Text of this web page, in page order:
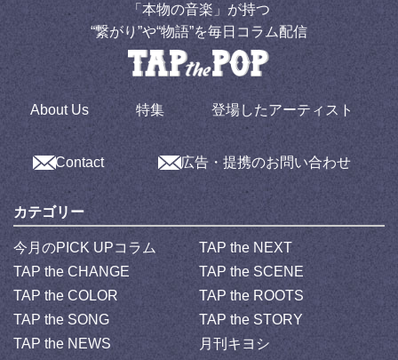
「本物の音楽」が持つ
“繋がり”や“物語”を毎日コラム配信
About Us 特集 登場したアーティスト
Contact 広告・提携のお問い合わせ
カテゴリー
今月のPICK UPコラム
TAP the NEXT
TAP the CHANGE
TAP the SCENE
TAP the COLOR
TAP the ROOTS
TAP the SONG
TAP the STORY
TAP the NEWS
月刊キヨシ